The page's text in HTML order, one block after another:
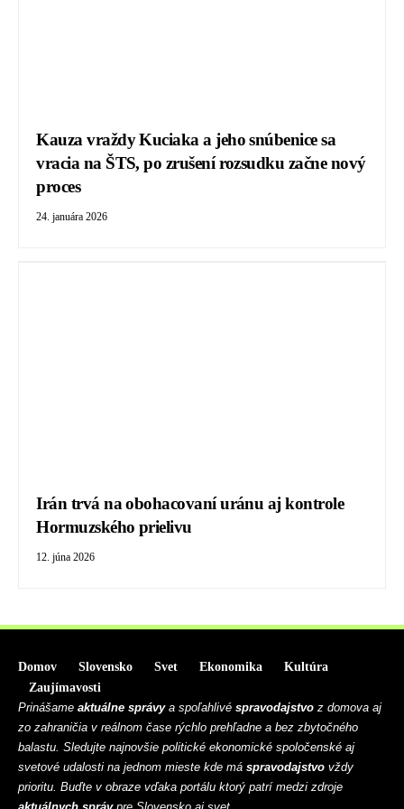
Kauza vraždy Kuciaka a jeho snúbenice sa
vracia na ŠTS, po zrušení rozsudku začne nový
proces
24. januára 2026
Irán trvá na obohacovaní uránu aj kontrole
Hormuzského prielivu
12. júna 2026
Domov Slovensko Svet Ekonomika
Kultúra
Zaujímavosti
Prinášame aktuálne správya spoľahlivé spravodajstvo z domova aj
zo zahraničia v reálnom čase rýchlo prehľadne a bez zbytočného
balastu. Sledujte najnovšie politické ekonomické spoločenské aj
svetové udalosti na jednom mieste kde má spravodajstvo vždy
prioritu. Buďte v obraze vďaka portálu ktorý patrí medzi zdroje